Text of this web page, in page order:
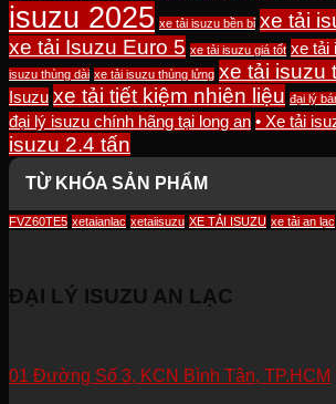
isuzu 2025 xe tải isuzu bền bỉ xe tải
xe tải Isuzu Euro 5 xe tải isuzu giá tốt xe tải
isuzu thùng dài xe tải isuzu thùng lửng xe tải isuzu
Isuzu xe tải tiết kiệm nhiên liệu đại lý
đại lý isuzu chính hãng tại long an • Xe tải
isuzu 2.4 tấn
TỪ KHÓA SẢN PHẨM
FVZ60TE5 xetaianlac xetaiisuzu XE TẢI ISUZU xe tải an lạc
ĐẠI LÝ ISUZU AN LẠC
01 Đường Số 3, KCN Bình Tân, TP.HCM